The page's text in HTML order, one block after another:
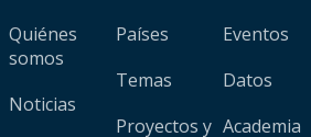
Quiénes
somos
Noticias
Países
Temas
Proyectos y
Eventos
Datos
Academia